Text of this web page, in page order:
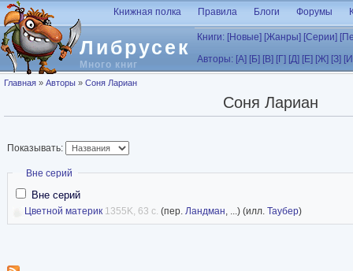
Перейти к основному содержанию
Либрусек
Много книг
Книжная полка Правила Блоги Форумы
Книги: [Новые] [Жанры] [Серии]
Авторы: [А] [Б] [В] [Г] [Д] [Е] [Ж] [З]
Вы здесь
Главная » Авторы » Соня Лариан
Соня Лариан
Показывать:
Скрыть
Вне серий
Вне серий
Цветной материк 1355K, 63 с. (пер. Ландман, ...) (илл. Таубер)